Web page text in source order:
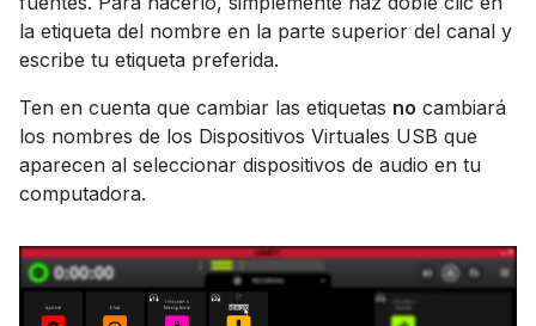
la etiqueta del nombre en la parte superior del canal y
escribe tu etiqueta preferida.
Ten en cuenta que cambiar las etiquetas no cambiará
los nombres de los Dispositivos Virtuales USB que
aparecen al seleccionar dispositivos de audio en tu
computadora.